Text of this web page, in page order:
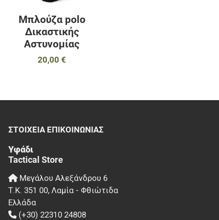
Μπλούζα polo
Δικαστικής
Αστυνομίας
20,00 €
ΣΤΟΙΧΕΊΑ EΠΙΚΟΙΝΩΝΊΑΣ
Υφάδι
Tactical Store
Μεγάλου Αλεξάνδρου 6
Τ.Κ. 351 00, Λαμία - Φθιώτιδα
Ελλάδα
(+30) 22310 24808